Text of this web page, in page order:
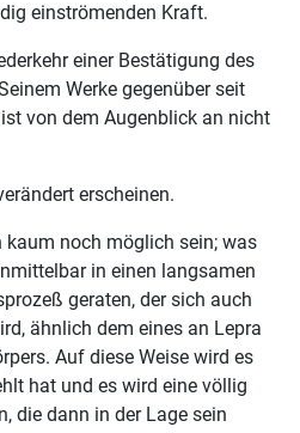
einströmenden Kraft.
einer Bestätigung des
Werke gegenüber seit
von dem Augenblick an nicht
erscheinen.
kaum noch möglich sein; was
in einen langsamen
geraten, der sich auch
ähnlich dem eines an Lepra
Auf diese Weise wird es
hat und es wird eine völlig
die dann in der Lage sein